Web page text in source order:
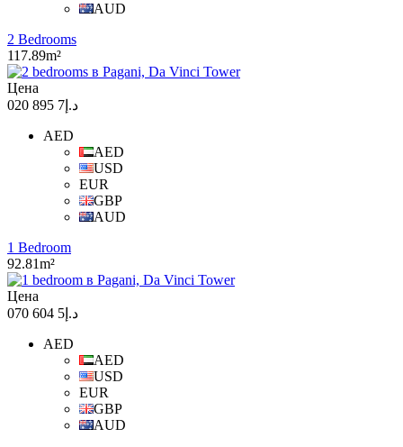
AUD
2 Bedrooms
117.89m²
Цена
د.إ7 895 020
AED
AED
USD
EUR
GBP
AUD
1 Bedroom
92.81m²
Цена
د.إ5 604 070
AED
AED
USD
EUR
GBP
AUD